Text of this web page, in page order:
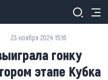
23 ноября 2024 15:16
гонку
этапе Кубка